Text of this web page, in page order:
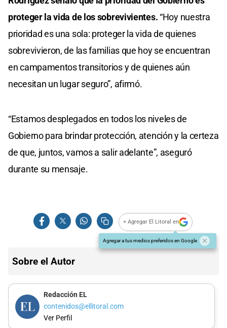
proteger la vida de los sobrevivientes. “Hoy nuestra
prioridad es una sola: proteger la vida de quienes
sobrevivieron, de las familias que hoy se encuentran
en campamentos transitorios y de quienes aún
necesitan un lugar seguro”, afirmó.
“Estamos desplegados en todos los niveles de
Gobierno para brindar protección, atención y la certeza
de que, juntos, vamos a salir adelante”, aseguró
durante su mensaje.
+ Agregar El Litoral en
Agregar a tus medios preferidos en Google
Sobre el Autor
Redacción EL
contenidos@ellitoral.com
Ver Perfil